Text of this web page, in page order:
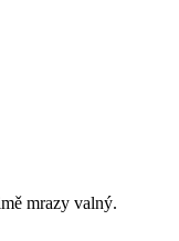
mrazy valný.